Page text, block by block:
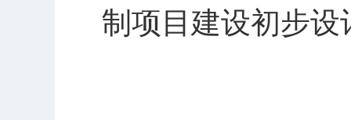
制项目建设初步